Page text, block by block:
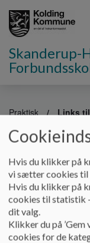
Skanderup-
Praktisk Links til
Links til
Nationale test:
https://xn--
Kolding-
Hvis du klikker på
vi sætter cookies
Hvis du klikker på
cookies til statistik
dit valg.
Klikker du på
cookies for de